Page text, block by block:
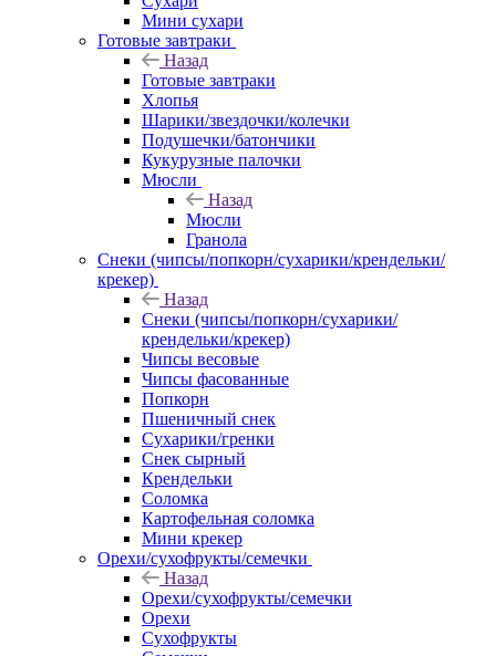
Мини сухари
Готовые завтраки
Назад
Готовые завтраки
Хлопья
Шарики/звездочки/колечки
Подушечки/батончики
Кукурузные палочки
Мюсли
Назад
Мюсли
Гранола
Снеки (чипсы/попкорн/сухарики/крендельки/
крекер)
Назад
Снеки (чипсы/попкорн/сухарики/
крендельки/крекер)
Чипсы весовые
Чипсы фасованные
Попкорн
Пшеничный снек
Сухарики/гренки
Снек сырный
Крендельки
Соломка
Картофельная соломка
Мини крекер
Орехи/сухофрукты/семечки
Назад
Орехи/сухофрукты/семечки
Орехи
Сухофрукты